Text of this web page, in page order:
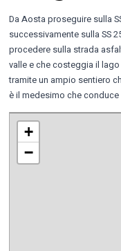
Da Aosta proseguire sulla
successivamente sulla SS
procedere sulla strada
valle e che costeggia il
tramite un ampio sentiero
è il medesimo che
+
−